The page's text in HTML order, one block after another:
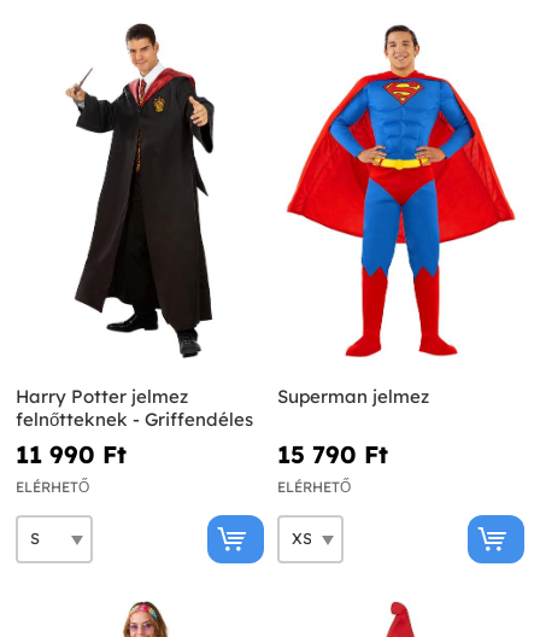
Harry Potter jelmez
felnőtteknek - Griffendéles
11 990 Ft‎
ELÉRHETŐ
Superman jelmez
15 790 Ft‎
ELÉRHETŐ